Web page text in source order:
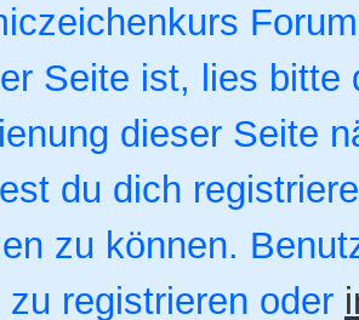
Seite ist, lies bitte
dieser Seite
du dich
zu können.
zu registrieren oder